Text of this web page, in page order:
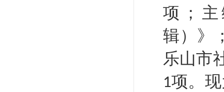
项；
辑）》
乐山市
1项。